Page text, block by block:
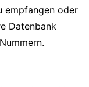
empfangen oder
Datenbank